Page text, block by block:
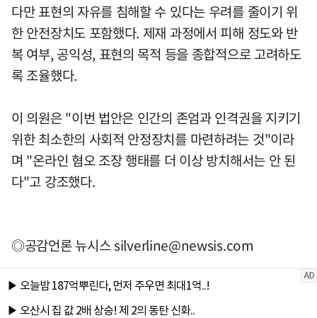
다만 표현의 자유를 침해할 수 있다는 우려를 줄이기 위
한 안전장치도 포함했다. 제재 과정에서 피해 정도와 반
복 여부, 공익성, 표현의 목적 등을 종합적으로 고려하도
록 조율했다.
이 의원은 "이번 법안은 인간의 존엄과 인격권을 지키기
위한 최소한의 사회적 안정장치를 마련하려는 것"이라
며 "온라인 혐오 조장 행태를 더 이상 방치해서는 안 된
다"고 강조했다.
◎공감언론 뉴시스silverline@newsis.com